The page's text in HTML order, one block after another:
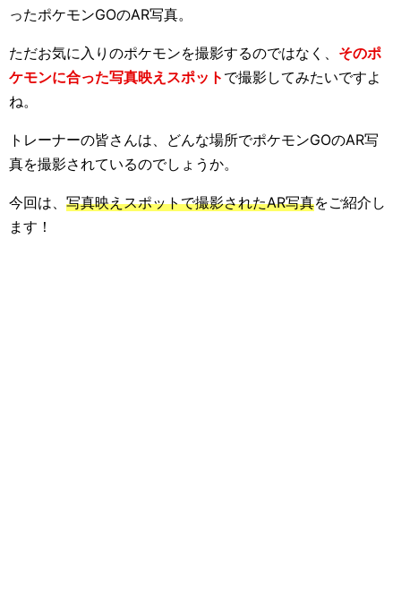
ったポケモンGOのAR写真。
ただお気に入りのポケモンを撮影するのではなく、 そのポ
ケモンに合った写真映えスポット で撮影してみたいですよ
ね。
トレーナーの皆さんは、どんな場所でポケモンGOのAR写
真を撮影されているのでしょうか。
今回は、 写真映えスポットで撮影されたAR写真をご紹介し
ます！